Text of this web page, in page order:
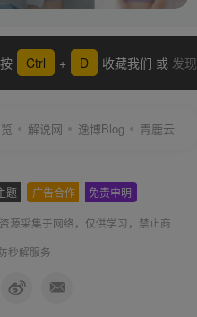
Ctrl + D 收藏我们 或 发现
解说网 逸博Blog 青鹿云
题 广告合作 免责申明
源采集于网络，仅供学习，禁止商
秒解服务